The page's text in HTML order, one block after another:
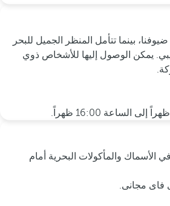
بينما تتأمل المنظر الجميل للبحر
يمكن الوصول إليها للأشخاص ذوي
والمأكولات البحرية أمام
فاى مجانى.